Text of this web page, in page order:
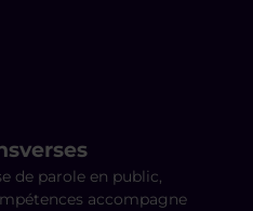
de parole en public,
accompagne